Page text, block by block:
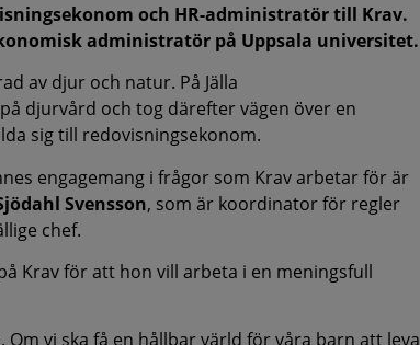
och HR-administratör till Krav.
administratör på Uppsala universitet.
av djur och natur. På Jälla
djurvård och tog därefter vägen över en
sig till redovisningsekonom.
engagemang i frågor som Krav arbetar för är
Svensson, som är koordinator för regler
chef.
Krav för att hon vill arbeta i en meningsfull
vi ska få en hållbar värld för våra barn att leva